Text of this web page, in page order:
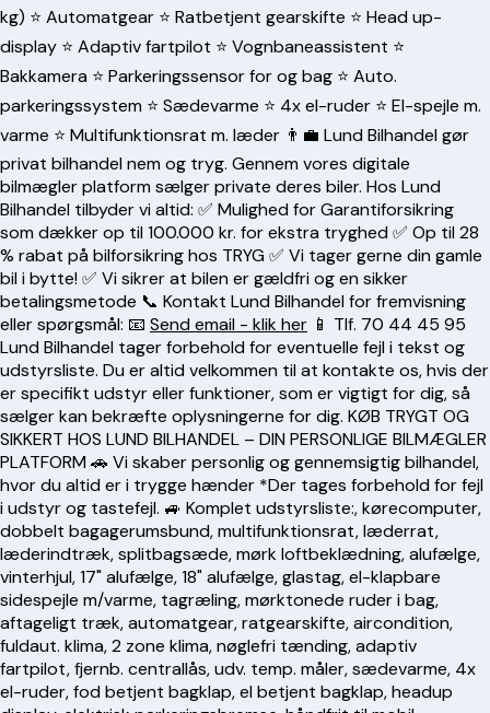
kg) ⭐️ Automatgear ⭐️ Ratbetjent gearskifte ⭐️ Head up-
display ⭐️ Adaptiv fartpilot ⭐️ Vognbaneassistent ⭐️
Bakkamera ⭐️ Parkeringssensor for og bag ⭐️ Auto.
parkeringssystem ⭐️ Sædevarme ⭐️ 4x el-ruder ⭐️ El-spejle m.
varme ⭐️ Multifunktionsrat m. læder 👨‍💼 Lund Bilhandel gør
privat bilhandel nem og tryg. Gennem vores digitale
bilmægler platform sælger private deres biler. Hos Lund
Bilhandel tilbyder vi altid: ✅ Mulighed for Garantiforsikring
som dækker op til 100.000 kr. for ekstra tryghed ✅ Op til 28
% rabat på bilforsikring hos TRYG ✅ Vi tager gerne din gamle
bil i bytte! ✅ Vi sikrer at bilen er gældfri og en sikker
betalingsmetode 📞 Kontakt Lund Bilhandel for fremvisning
eller spørgsmål: 📧 Send email - klik her 📱 Tlf. 70 44 45 95
Lund Bilhandel tager forbehold for eventuelle fejl i tekst og
udstyrsliste. Du er altid velkommen til at kontakte os, hvis der
er specifikt udstyr eller funktioner, som er vigtigt for dig, så
sælger kan bekræfte oplysningerne for dig. KØB TRYGT OG
SIKKERT HOS LUND BILHANDEL – DIN PERSONLIGE BILMÆGLER
PLATFORM 🚗 Vi skaber personlig og gennemsigtig bilhandel,
hvor du altid er i trygge hænder *Der tages forbehold for fejl
i udstyr og tastefejl. 🚙 Komplet udstyrsliste:, kørecomputer,
dobbelt bagagerumsbund, multifunktionsrat, læderrat,
læderindtræk, splitbagsæde, mørk loftbeklædning, alufælge,
vinterhjul, 17" alufælge, 18" alufælge, glastag, el-klapbare
sidespejle m/varme, tagræling, mørktonede ruder i bag,
aftageligt træk, automatgear, ratgearskifte, aircondition,
fuldaut. klima, 2 zone klima, nøglefri tænding, adaptiv
fartpilot, fjernb. centrallås, udv. temp. måler, sædevarme, 4x
el-ruder, fod betjent bagklap, el betjent bagklap, headup